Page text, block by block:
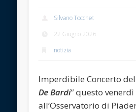
Silvano Tocchet
22 Giugno 2026
notizia
Imperdibile Concerto
De Bardi” questo
all’Osservatorio di